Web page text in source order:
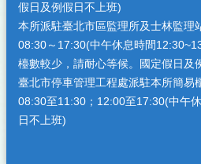
假日及例假日不上班)
本所派駐臺北市區監理所及士林監理
08:30～17:30(中午休息時間
檯數較少，請耐心等候。國定假日及
臺北市停車管理工程處派駐本所簡易
08:30至11:30；12:00至17:30(中午
日不上班)